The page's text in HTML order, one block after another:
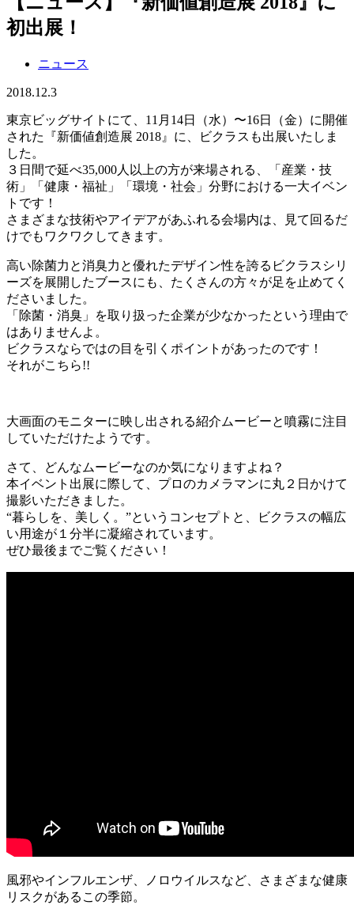
初出展！
ニュース
2018.12.3
東京ビッグサイトにて、11月14日（水）〜16日（金）に開催
された『新価値創造展 2018』に、ビクラスも出展いたしま
した。
３日間で延べ35,000人以上の方が来場される、「産業・技
術」「健康・福祉」「環境・社会」分野における一大イベン
トです！
さまざまな技術やアイデアがあふれる会場内は、見て回るだ
けでもワクワクしてきます。
高い除菌力と消臭力と優れたデザイン性を誇るビクラスシリ
ーズを展開したブースにも、たくさんの方々が足を止めてく
ださいました。
「除菌・消臭」を取り扱った企業が少なかったという理由で
はありませんよ。
ビクラスならではの目を引くポイントがあったのです！
それがこちら!!
大画面のモニターに映し出される紹介ムービーと噴霧に注目
していただけたようです。
さて、どんなムービーなのか気になりますよね？
本イベント出展に際して、プロのカメラマンに丸２日かけて
撮影いただきました。
“暮らしを、美しく。”というコンセプトと、ビクラスの幅広
い用途が１分半に凝縮されています。
ぜひ最後までご覧ください！
風邪やインフルエンザ、ノロウイルスなど、さまざまな健康
リスクがあるこの季節。